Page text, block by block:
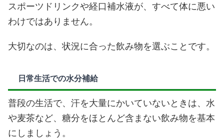
スポーツドリンクや経口補水液が、すべて体に悪い
わけではありません。
大切なのは、状況に合った飲み物を選ぶことです。
日常生活での水分補給
普段の生活で、汗を大量にかいていないときは、水
や麦茶など、糖分をほとんど含まない飲み物を基本
にしましょう。